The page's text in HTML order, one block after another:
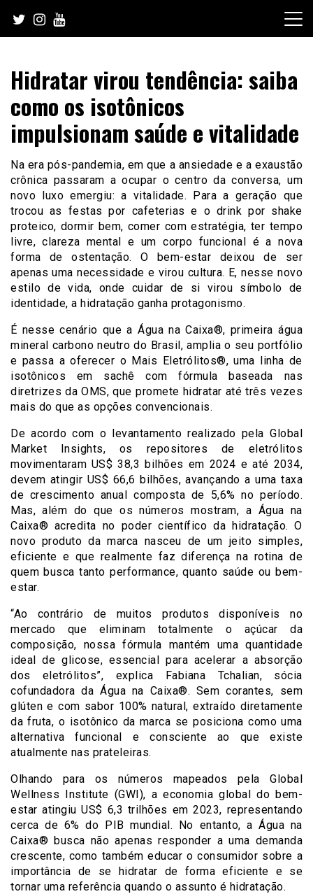
content
Hidratar virou tendência: saiba
como os isotônicos
impulsionam saúde e vitalidade
Na era pós-pandemia, em que a ansiedade e a exaustão
crônica passaram a ocupar o centro da conversa, um
novo luxo emergiu: a vitalidade. Para a geração que
trocou as festas por cafeterias e o drink por shake
proteico, dormir bem, comer com estratégia, ter tempo
livre, clareza mental e um corpo funcional é a nova
forma de ostentação. O bem-estar deixou de ser
apenas uma necessidade e virou cultura. E, nesse novo
estilo de vida, onde cuidar de si virou símbolo de
identidade, a hidratação ganha protagonismo.
É nesse cenário que a Água na Caixa®, primeira água
mineral carbono neutro do Brasil, amplia o seu portfólio
e passa a oferecer o Mais Eletrólitos®, uma linha de
isotônicos em sachê com fórmula baseada nas
diretrizes da OMS, que promete hidratar até três vezes
mais do que as opções convencionais.
De acordo com o levantamento realizado pela Global
Market Insights, os repositores de eletrólitos
movimentaram US$ 38,3 bilhões em 2024 e até 2034,
devem atingir US$ 66,6 bilhões, avançando a uma taxa
de crescimento anual composta de 5,6% no período.
Mas, além do que os números mostram, a Água na
Caixa® acredita no poder científico da hidratação. O
novo produto da marca nasceu de um jeito simples,
eficiente e que realmente faz diferença na rotina de
quem busca tanto performance, quanto saúde ou bem-
estar.
“Ao contrário de muitos produtos disponíveis no
mercado que eliminam totalmente o açúcar da
composição, nossa fórmula mantém uma quantidade
ideal de glicose, essencial para acelerar a absorção
dos eletrólitos”, explica Fabiana Tchalian, sócia
cofundadora da Água na Caixa®. Sem corantes, sem
glúten e com sabor 100% natural, extraído diretamente
da fruta, o isotônico da marca se posiciona como uma
alternativa funcional e consciente ao que existe
atualmente nas prateleiras.
Olhando para os números mapeados pela Global
Wellness Institute (GWI), a economia global do bem-
estar atingiu US$ 6,3 trilhões em 2023, representando
cerca de 6% do PIB mundial. No entanto, a Água na
Caixa® busca não apenas responder a uma demanda
crescente, como também educar o consumidor sobre a
importância de se hidratar de forma eficiente e se
tornar uma referência quando o assunto é hidratação.